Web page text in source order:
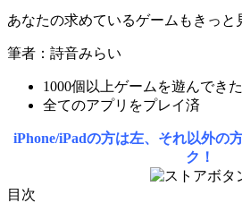
あなたの求めているゲームもきっと
筆者：詩音みらい
1000個以上ゲームを遊んでき
全てのアプリをプレイ済
iPhone/iPadの方は左、それ以外の
ク！
目次